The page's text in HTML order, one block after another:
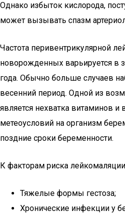
Однако избыток кислорода,
может вызывать спазм
Частота перивентрикулярной
новорожденных варьируется в
года. Обычно больше случаев
весенний период. Одной из
является нехватка витаминов и
метеоусловий на организм
поздние сроки беременности.
К факторам риска лейкомаляции
Тяжелые формы гестоза;
Хронические инфекции у